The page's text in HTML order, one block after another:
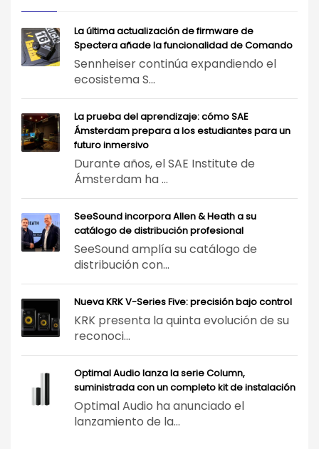
La última actualización de firmware de
Spectera añade la funcionalidad de Comando
Sennheiser continúa expandiendo el
ecosistema S...
La prueba del aprendizaje: cómo SAE
Ámsterdam prepara a los estudiantes para un
futuro inmersivo
Durante años, el SAE Institute de
Ámsterdam ha ...
SeeSound incorpora Allen & Heath a su
catálogo de distribución profesional
SeeSound amplía su catálogo de
distribución con...
Nueva KRK V-Series Five: precisión bajo control
KRK presenta la quinta evolución de su
reconoci...
Optimal Audio lanza la serie Column,
suministrada con un completo kit de instalación
Optimal Audio ha anunciado el
lanzamiento de la...